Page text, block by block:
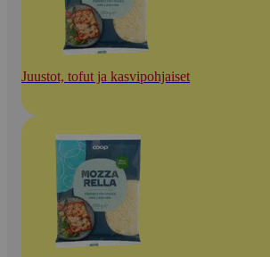
Juustot, tofut ja kasvipohjaiset